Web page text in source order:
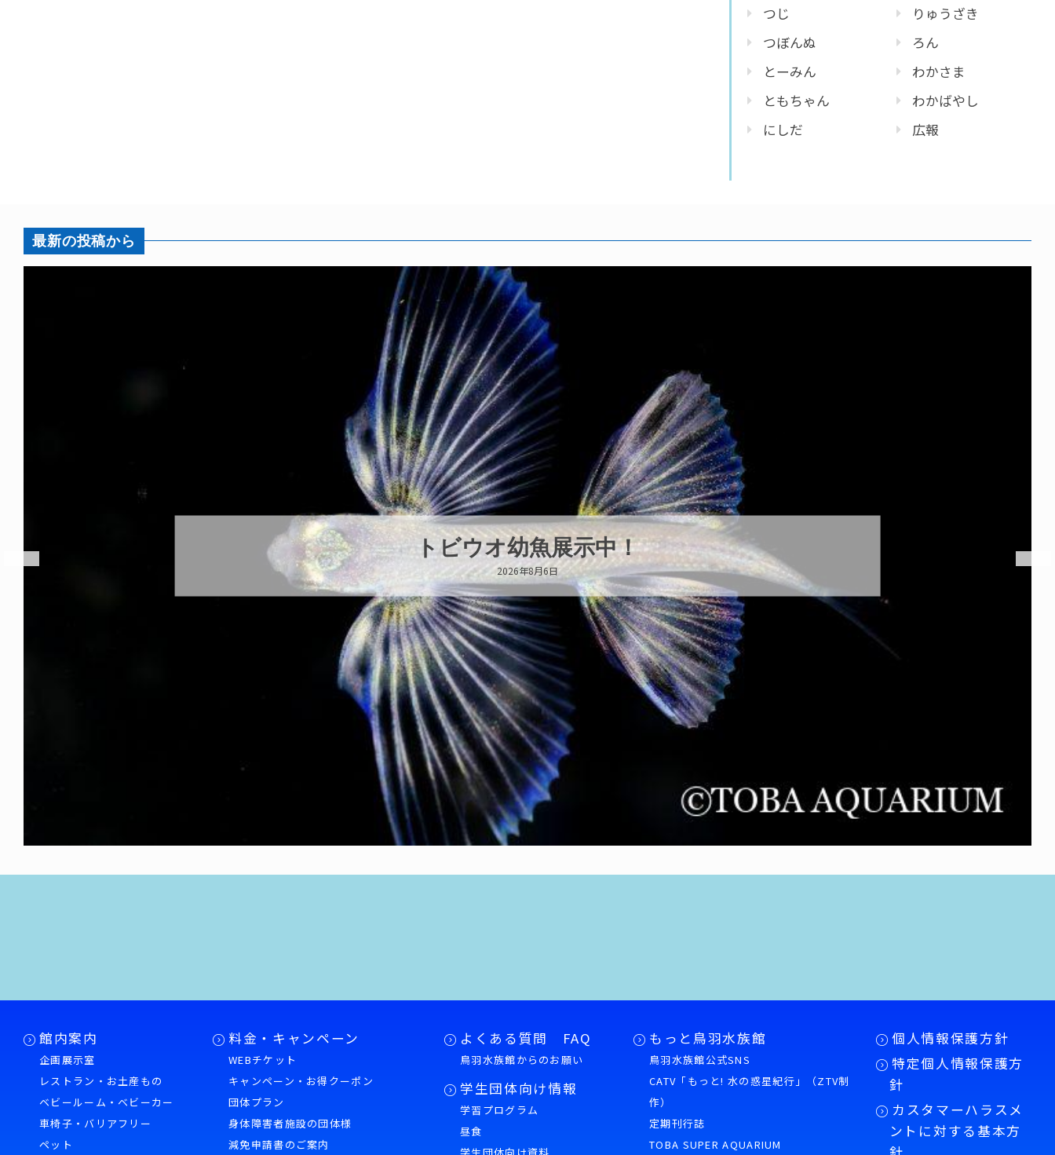
つじ
つぼんぬ
とーみん
ともちゃん
にしだ
りゅうざき
ろん
わかさま
わかばやし
広報
最新の投稿から
これからもツララらしく
2026年8月6日
館内案内
企画展示室
レストラン・お土産もの
ベビールーム・ベビーカー
車椅子・バリアフリー
ペット
料金・キャンペーン
WEBチケット
キャンペーン・お得クーポン
団体プラン
身体障害者施設の団体様
減免申請書のご案内
よくある質問 FAQ
鳥羽水族館からのお願い
学生団体向け情報
学習プログラム
昼食
もっと鳥羽水族館
鳥羽水族館公式SNS
CATV「もっと! 水の惑星紀行」（ZTV制
作）
定期刊行誌
TOBA SUPER AQUARIUM
個人情報保護方針
特定個人情報保護方
針
カスタマーハラスメ
ントに対する基本方